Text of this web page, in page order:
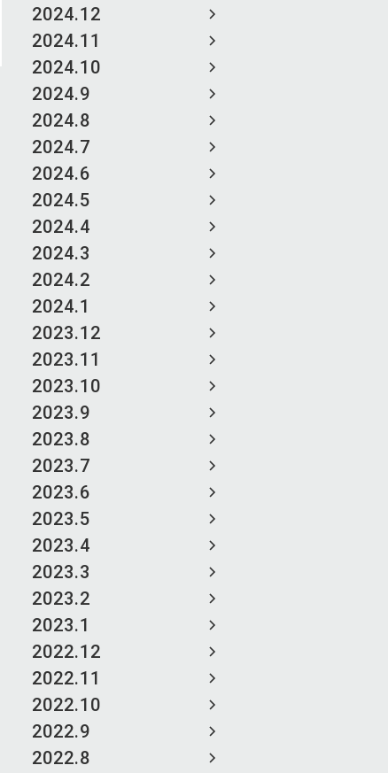
2024.12
2024.11
2024.10
2024.9
2024.8
2024.7
2024.6
2024.5
2024.4
2024.3
2024.2
2024.1
2023.12
2023.11
2023.10
2023.9
2023.8
2023.7
2023.6
2023.5
2023.4
2023.3
2023.2
2023.1
2022.12
2022.11
2022.10
2022.9
2022.8